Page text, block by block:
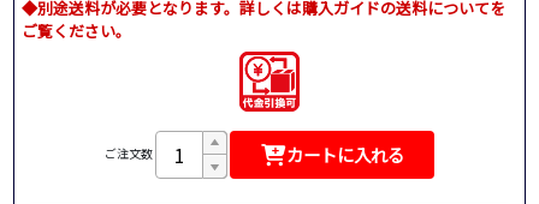
◆別途送料が必要となります。詳しくは購入ガイドの送料についてを
ご覧ください。
ご注文数 カートに入れる